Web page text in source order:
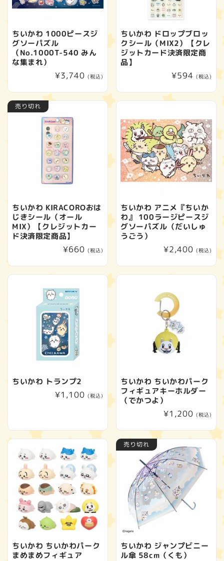
ちいかわ 1000ピースジ
グソーパズル
（No.1000T-540 みん
な集まれ）
通
価
¥3,740 (税込)
ちいかわ ドロップブロッ
クシール（MIX2）【クレ
ジットカード決済限定商
品】
通
価
¥594 (税込)
売り切れ
ちいかわ KIRACOROおは
じきシール（オール
MIX）【クレジットカー
ド決済限定商品】
通
¥660 (税込)
ちいかわ アニメ『ちいか
わ』 100ラージピースジ
グソーパズル（だいしゅ
うごう）
通
価
¥2,400 (税込)
ちいかわ トランプ2
通
¥1,100 (税込)
ちいかわ ちいかわパーク
フィギュアキーホルダー
（でかつよ）
通
価
格
¥1,200 (税込)
ちいかわ ちいかわパーク
まめまめフィギュア
売り切れ
ちいかわ ジャンプビニー
ル傘 58cm（くも）